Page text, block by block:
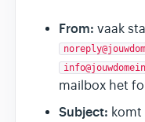
From: vaak
mailbox het
Subject: komt